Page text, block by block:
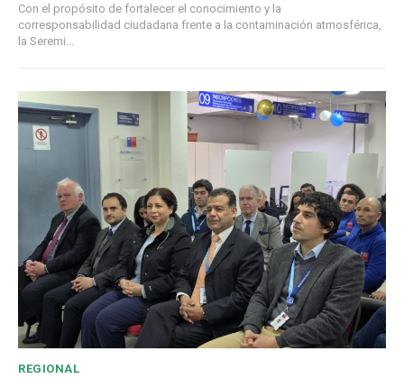
Con el propósito de fortalecer el conocimiento y la
corresponsabilidad ciudadana frente a la contaminación atmosférica,
la Seremi...
REGIONAL